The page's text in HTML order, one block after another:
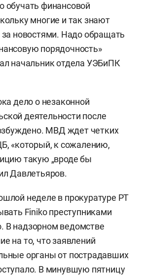
обучать финансовой
многие и так знают
новостями. Надо обращать
порядочность»
начальник отдела УЭБиПК
дело о незаконной
деятельности после
МВД ждет четких
«который, к сожалению,
такую „вроде бы
Давлетьяров.
неделе в прокуратуре РТ
Finiko преступниками
В надзорном ведомстве
на то, что заявлений
органы от пострадавших
В минувшую пятницу